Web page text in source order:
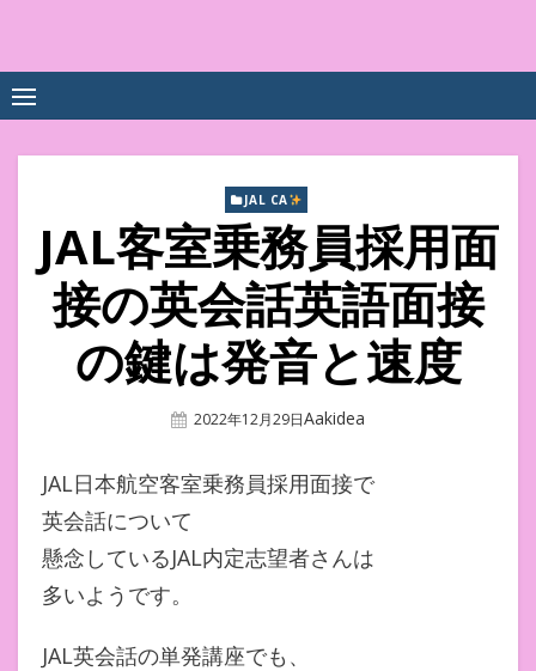
content
数UPｽｸｰﾙ
JAL CA
JAL客室乗務員採用面
接の英会話英語面接
の鍵は発音と速度
Posted
2022年12月29日Author
Aakidea
JAL日本航空客室乗務員採用面接で
英会話について
懸念しているJAL内定志望者さんは
多いようです。
JAL英会話の単発講座でも、